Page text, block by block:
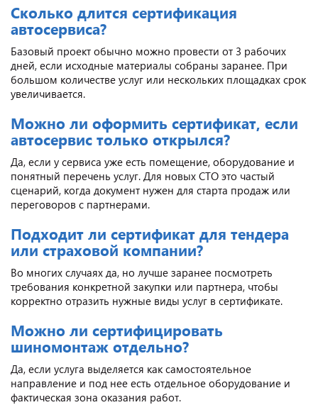
Сколько длится сертификация
автосервиса?
Базовый проект обычно можно провести от 3 рабочих
дней, если исходные материалы собраны заранее. При
большом количестве услуг или нескольких площадках срок
увеличивается.
Можно ли оформить сертификат, если
автосервис только открылся?
Да, если у сервиса уже есть помещение, оборудование и
понятный перечень услуг. Для новых СТО это частый
сценарий, когда документ нужен для старта продаж или
переговоров с партнерами.
Подходит ли сертификат для тендера
или страховой компании?
Во многих случаях да, но лучше заранее посмотреть
требования конкретной закупки или партнера, чтобы
корректно отразить нужные виды услуг в сертификате.
Можно ли сертифицировать
шиномонтаж отдельно?
Да, если услуга выделяется как самостоятельное
направление и под нее есть отдельное оборудование и
фактическая зона оказания работ.